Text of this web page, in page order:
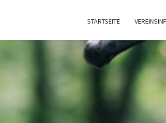
STARTSEITE